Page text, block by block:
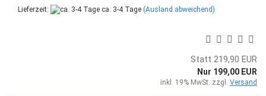
Lieferzeit: ca. 3-4 Tage (Ausland abweichend)
Statt 219,90 EUR
Nur 199,00 EUR
inkl. 19% MwSt. zzgl. Versand